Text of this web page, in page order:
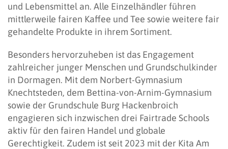
und Lebensmittel an. Alle Einzelhändler führen
mittlerweile fairen Kaffee und Tee sowie weitere fair
gehandelte Produkte in ihrem Sortiment.
Besonders hervorzuheben ist das Engagement
zahlreicher junger Menschen und Grundschulkinder
in Dormagen. Mit dem Norbert-Gymnasium
Knechtsteden, dem Bettina-von-Arnim-Gymnasium
sowie der Grundschule Burg Hackenbroich
engagieren sich inzwischen drei Fairtrade Schools
aktiv für den fairen Handel und globale
Gerechtigkeit. Zudem ist seit 2023 mit der Kita Am